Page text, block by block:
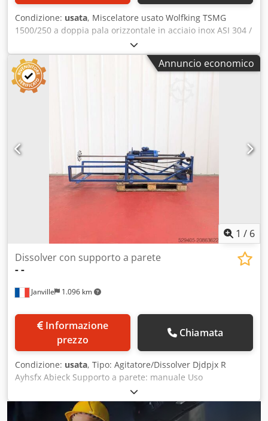
Condizione: usata, Miscelatore usato Wolfking TSMG
1500/250 a doppia pala orizzontale in acciaio inox ASI 304 /
1.4301, capacità totale 1.500 litri. Camera di miscelazione
con dimensioni approssimative di 1.500 mm di lunghezza x
1.600 mm di larghezza. Lunghezza totale del miscelatore
3.200 mm. Altezza totale del miscelatore 2.200 mm. Nella
camera sono presenti due agitatori a doppia pala
un motore elettrico da 55 kW, 160 giri/minuto. Inclusi:
quadro comandi, quadro elettrico. Dedpfxezn N H Ts
Annuncio economico
1 / 6
Janville 1.096 km
Dissolver con supporto a parete
--
prezzo
Chiamata
Condizione: usata, Tipo: Agitatore/Dissolver Djdpjx R
Ayhsfx Abieck Supporto a parete: manuale Uso
precedente: vernice Meccanismo di agitazione: utensile di
dispersione Diametro della testa di agitazione: 200 mm
Lunghezza dell'albero di agitazione: 950 mm Corsa su/giù: